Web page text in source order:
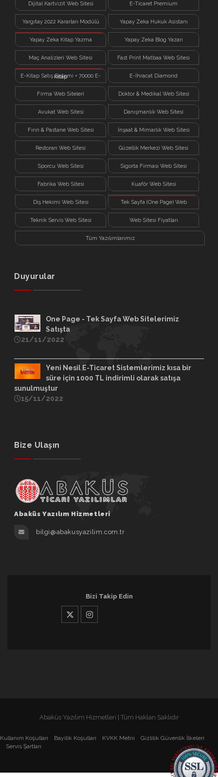
Dijital Kartvizit Web Sitesi E-Ticaret Premium
Yargıtay 2022 Kararları Modülü Yapay Zeka Hukuk Asistanı
Yapay Zeka Kitap Yazma
Sistemi
Yapay Zeka Blog Yazarı
Maç Analizleri Web Sitesi Fast Print Matbaa Web Sitesi
E-Kitap Satış Sistemi + 70000 E-
Kitap
E-İhracat Diamond
Firma Web Siteleri Doktor & Medikal Web Sitesi
Avukat Web Sitesi Danışmanlık Web Sitesi
Fırın & Pastane Web Sitesi İnşaat & Mimarlık Web Sitesi
Restoran Web Sitesi Güzellik Merkezi Web Sitesi
Sporcu Web Sitesi Sigorta Firması Web Sitesi
Fabrika Web Sitesi Kuaför Web Sitesi
Diş Hekimi Web Sitesi Tek Sayfa (One Page) Web
Sitesi
Teknik Servis Web Sitesi Web Sitesi Fiyatları
Tüm Yazılımlarımız
Duyurular
One Page - Tek Sayfa Web Sitelerimiz
Satışta
21/11/2022
Yeni Nesil E-Ticaret Sistemlerimiz kısa bir
süre için 1000 TL indirimli olarak satışa
sunulmuştur
15/11/2022
Bize Ulaşın
Abaküs Yazılım Hizmetleri
bilgi@abakusyazilim.com.tr
Bizi Takip Edin
Abaküs Yazılım Hizmetleri | Tüm Hakları Saklıdır
Kullanım Koşulları Bayilik Koşulları KVKK Metni
Gizlilik Güvenlik İlkeleri
Servis Şartları